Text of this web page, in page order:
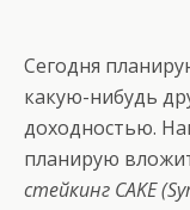
Сегодня
какую-нибудь
доходностью.
планирую
стейкинг CAKE